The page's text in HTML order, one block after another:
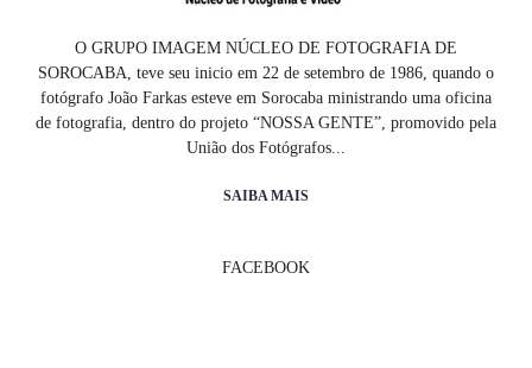
O GRUPO IMAGEM NÚCLEO DE FOTOGRAFIA DE
SOROCABA, teve seu inicio em 22 de setembro de 1986, quando o
fotógrafo João Farkas esteve em Sorocaba ministrando uma oficina
de fotografia, dentro do projeto “NOSSA GENTE”, promovido pela
União dos Fotógrafos...
SAIBA MAIS
FACEBOOK